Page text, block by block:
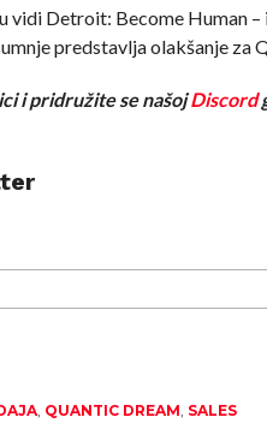
Detroit: Become Human
predstavlja olakšanje za
i pridružite se našojDiscord
QUANTIC DREAM SALES